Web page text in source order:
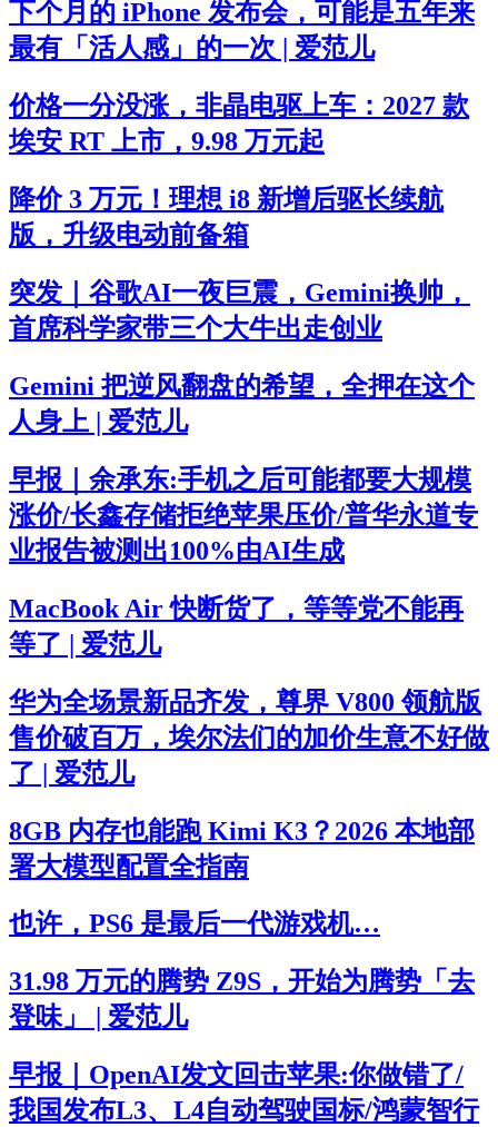
下个月的 iPhone 发布会，可能是五年来
最有「活人感」的一次 | 爱范儿
价格一分没涨，非晶电驱上车：2027 款
埃安 RT 上市，9.98 万元起
降价 3 万元！理想 i8 新增后驱长续航
版，升级电动前备箱
突发｜谷歌AI一夜巨震，Gemini换帅，
首席科学家带三个大牛出走创业
Gemini 把逆风翻盘的希望，全押在这个
人身上 | 爱范儿
早报｜余承东:手机之后可能都要大规模
涨价/长鑫存储拒绝苹果压价/普华永道专
业报告被测出100%由AI生成
MacBook Air 快断货了，等等党不能再
等了 | 爱范儿
华为全场景新品齐发，尊界 V800 领航版
售价破百万，埃尔法们的加价生意不好做
了 | 爱范儿
8GB 内存也能跑 Kimi K3？2026 本地部
署大模型配置全指南
也许，PS6 是最后一代游戏机…
31.98 万元的腾势 Z9S，开始为腾势「去
登味」 | 爱范儿
早报｜OpenAI发文回击苹果:你做错了/
我国发布L3、L4自动驾驶国标/鸿蒙智行